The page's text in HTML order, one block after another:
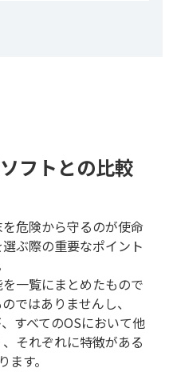
フトとの比較
危険から守るのが使命
ぶ際の重要なポイント
一覧にまとめたもので
ではありませんし、
すべてのOSにおいて他
それぞれに特徴がある
ます。